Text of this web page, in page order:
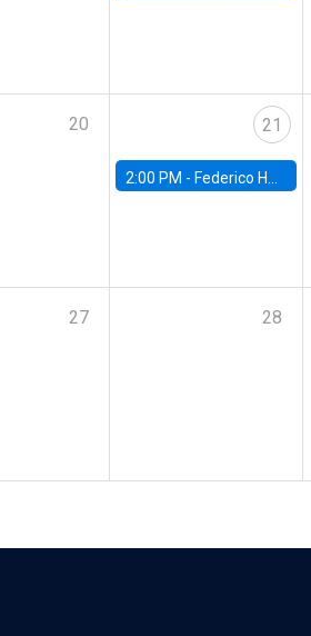
20 21
2:00 PM - Federico Huneeus - Banco Central de Chile
27 28